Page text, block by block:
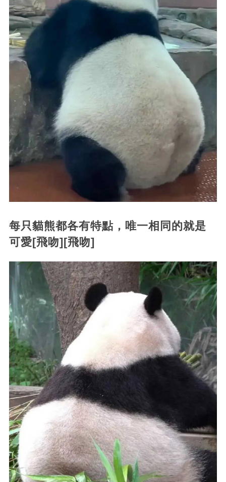
每只貓熊都各有特點，唯一相同的就是
可愛[飛吻][飛吻]